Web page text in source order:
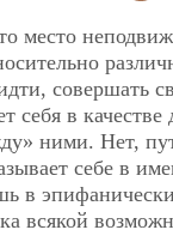
место
совершать
себя в
ними. Нет,
себе в
в
всякой